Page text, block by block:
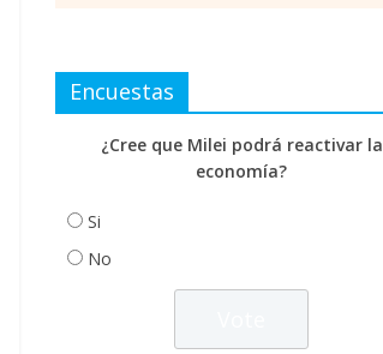
Encuestas
¿Cree que Milei podrá reactivar la
economía?
Si
No